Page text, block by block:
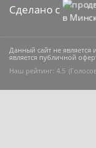
Сделано с
Данный сайт не
является публичной
Наш рейтинг: 4.5